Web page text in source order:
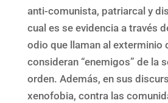
anti-comunista, patriarcal y
cual es se evidencia a través
odio que llaman al exterminio
consideran “enemigos” de la
orden. Además, en sus
xenofobia, contra las